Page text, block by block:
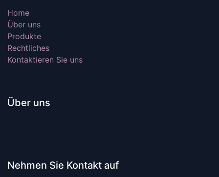
Home
Über uns
Produkte
Rechtliches
Kontaktieren Sie uns
Über uns
Nehmen Sie Kontakt auf